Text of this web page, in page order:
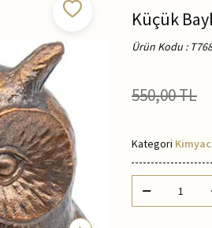
Küçük
Ürün Kodu :
550,00TL
Kategori